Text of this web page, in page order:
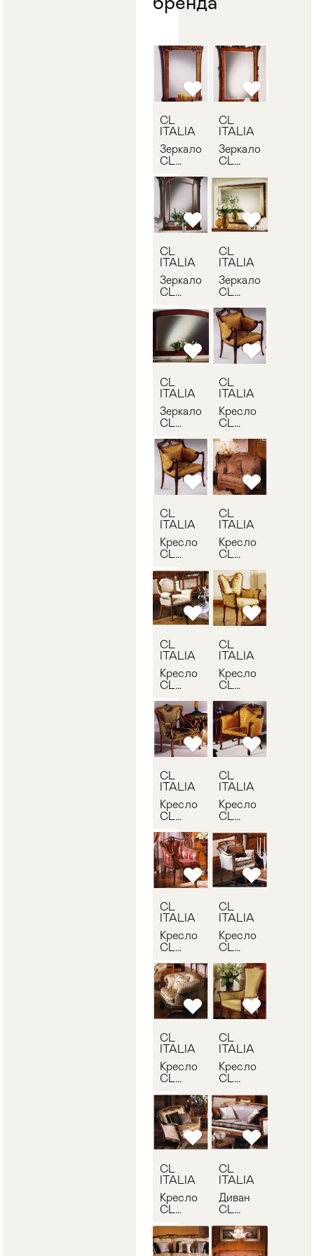
CL
ITALIA
Зеркало
CL
1/154
CL
ITALIA
Зеркало
CL
2/252
CL
ITALIA
Зеркало
CL
11/1152
CL
ITALIA
Зеркало
CL
14/1452
CL
ITALIA
Зеркало
CL
Q01-CR
CL
ITALIA
Кресло
CL
3002
CL
ITALIA
Кресло
CL
3002
CL
ITALIA
Кресло
CL
18-1802
CL
ITALIA
Кресло
CL
2/202
CL
ITALIA
Кресло
CL
3/302
CL
ITALIA
Кресло
CL
4/402
CL
ITALIA
Кресло
CL
7/702
CL
ITALIA
Кресло
CL
8/802
CL
ITALIA
Кресло
CL
10/1002
CL
ITALIA
Кресло
CL
11/1102
CL
ITALIA
Кресло
CL
14/1402
CL
ITALIA
Кресло
CL
15/1502
CL
ITALIA
Диван
CL
10/1001